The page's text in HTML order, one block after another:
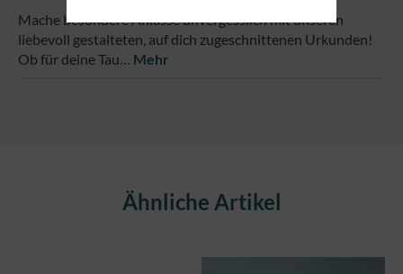
Mache besondere Anlässe unvergesslich mit unseren
liebevoll gestalteten, auf dich zugeschnittenen Urkunden!
Ob für deine Tau… Mehr
Produktgalerie überspringenÄhnliche Artikel